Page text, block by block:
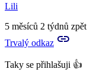
Lili
5 měsíců 2 týdnů zpět
Trvalý odkaz
Taky se přihlašuji 👍